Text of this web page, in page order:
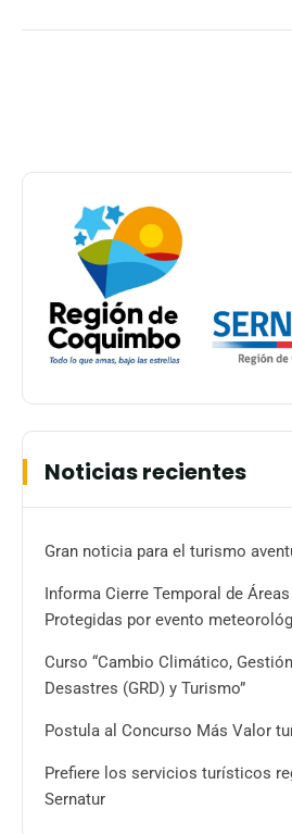
Noticias recientes
Gran noticia para el turismo
Informa Cierre Temporal de
Protegidas por evento
Curso “Cambio Climático,
Desastres (GRD) y Turismo”
Postula al Concurso Más Valor
Prefiere los servicios turísticos
Sernatur